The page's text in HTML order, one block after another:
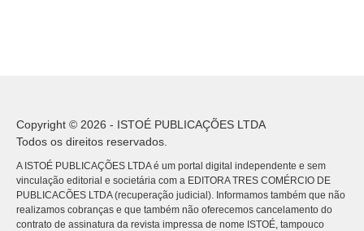
Copyright © 2026 - ISTOÉ PUBLICAÇÕES LTDA
Todos os direitos reservados.
A ISTOÉ PUBLICAÇÕES LTDA é um portal digital independente e sem
vinculação editorial e societária com a EDITORA TRES COMÉRCIO DE
PUBLICACÕES LTDA (recuperação judicial). Informamos também que não
realizamos cobranças e que também não oferecemos cancelamento do
contrato de assinatura da revista impressa de nome ISTOÉ, tampouco